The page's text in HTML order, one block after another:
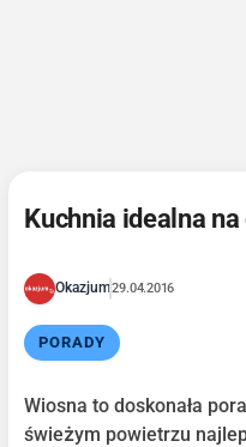
Kuchnia idealna
Okazjum29.04.2016
PORADY
Wiosna to doskonała
świeżym powietrzu